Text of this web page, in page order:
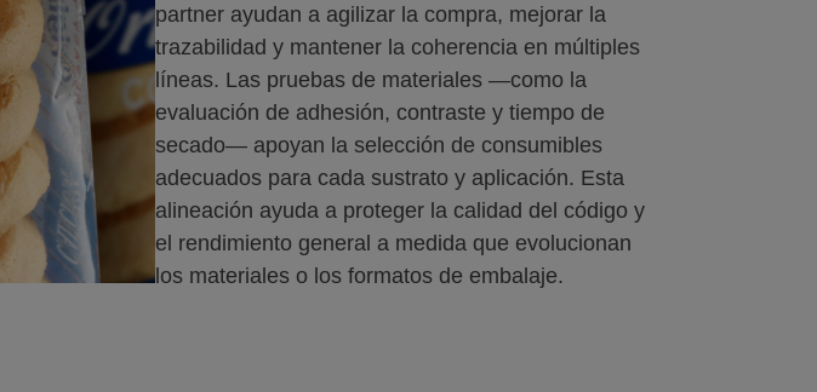
partner ayudan a agilizar la compra, mejorar la
trazabilidad y mantener la coherencia en múltiples
líneas. Las pruebas de materiales —como la
evaluación de adhesión, contraste y tiempo de
secado— apoyan la selección de consumibles
adecuados para cada sustrato y aplicación. Esta
alineación ayuda a proteger la calidad del código y
el rendimiento general a medida que evolucionan
los materiales o los formatos de embalaje.